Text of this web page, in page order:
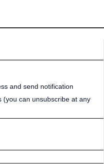
and send notification
(you can unsubscribe at any